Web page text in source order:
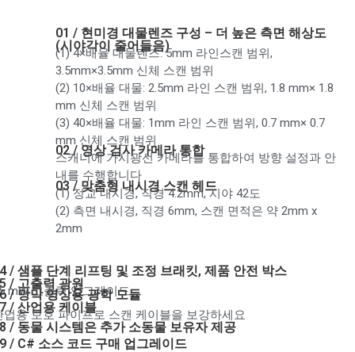
01 / 현미경 대물렌즈 구성 – 더 높은 측면 해상도
(시야각이 줄어들음)
(1) 4×배율 대물렌즈: 5mm 라인스캔 범위,
3.5mm×3.5mm 신체 스캔 범위
(2) 10×배율 대물: 2.5mm 라인 스캔 범위, 1.8 mm× 1.8
mm 신체 스캔 범위
(3) 40×배율 대물: 1mm 라인 스캔 범위, 0.7 mm× 0.7
mm 신체 스캔 범위
02 / 영상 검사 카메라 통합
스캐너에 가시광선 카메라를 통합하여 방향 설정과 안
내를 수행합니다
03 / 맞춤형 내시경 스캔 헤드
(1) 정교 내시경, 직경 4.2mm, 시야 42도
(2) 측면 내시경, 직경 6mm, 스캔 면적은 약 2mm x
2mm
/ 샘플 단계 리프팅 및 조정 브래킷, 제품 안전 박스
/ 고출력 광원
mW 고출력 업그레이드
/ 망막 영상용 광학 모듈
/ 산업용 케이블
업용 보호 파이프로 스캔 케이블을 보강하세요
/ 동물 시스템은 추가 소동물 보유자 제공
/ C# 소스 코드 구매 업그레이드